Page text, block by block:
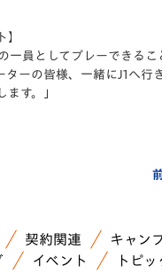
】
一員としてプレーできるこ
ターの皆様、一緒にJ1へ行
す。」
契約関連
キャン
イベント トピッ